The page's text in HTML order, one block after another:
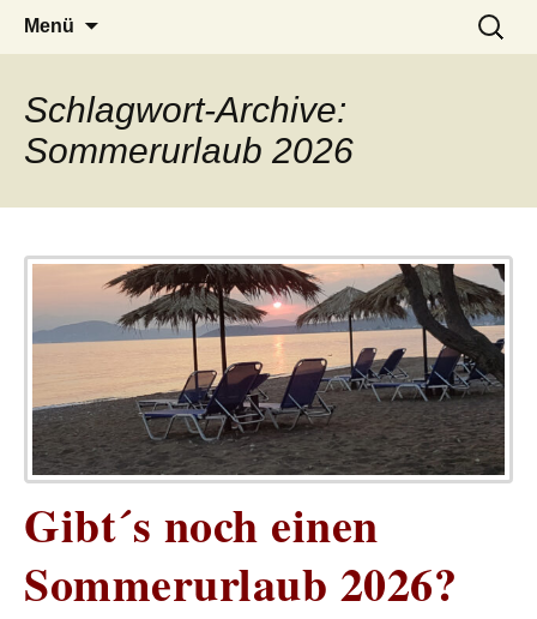
LUCKX
– das Magazin
Menü
Suchen
nach:
Schlagwort-Archive:
Sommerurlaub 2026
Gibt´s noch einen
Sommerurlaub 2026?